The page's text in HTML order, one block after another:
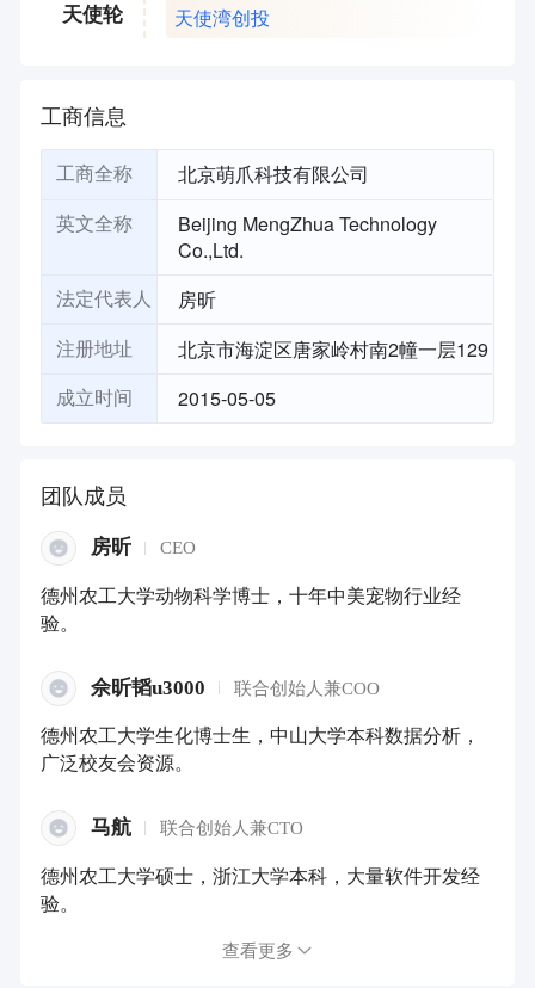
天使轮 天使湾创投
工商信息
工商全称 北京萌爪科技有限公司
英文全称
Beijing MengZhua Technology
Co.,Ltd.
法定代表人 房昕
注册地址 北京市海淀区唐家岭村南2幢一层129
成立时间 2015-05-05
团队成员
房昕 CEO
德州农工大学动物科学博士，十年中美宠物行业经
验。
佘昕韬u3000 联合创始人兼COO
德州农工大学生化博士生，中山大学本科数据分析，
广泛校友会资源。
马航 联合创始人兼CTO
德州农工大学硕士，浙江大学本科，大量软件开发经
验。
查看更多